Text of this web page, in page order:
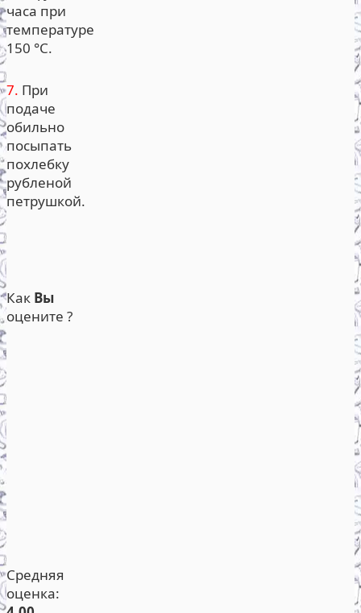
часа при
температуре
150 °С.
7. При
подаче
обильно
посыпать
похлебку
рубленой
петрушкой.
Как Вы
оцените ?
Средняя
оценка: